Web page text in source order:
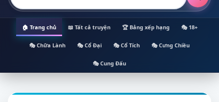
🏠 Trang chủ 📖 Tất cả truyện 🏆 Bảng xếp hạng 🎭 18+
🎭 Chữa Lành 🎭 Cổ Đại 🎭 Cổ Tích 🎭 Cưng Chiều
🎭 Cung Đấu